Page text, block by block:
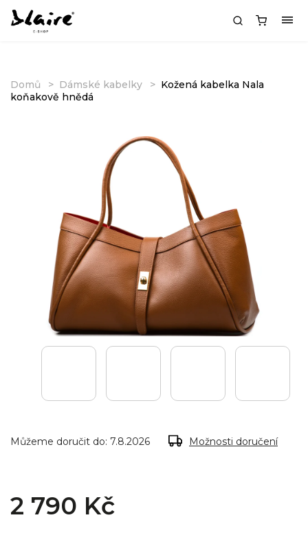
Domů Dámské kabelky
Kožená kabelka Nala
koňakově hnědá
Můžeme doručit do: 7.8.2026 Možnosti doručení
2 790 Kč